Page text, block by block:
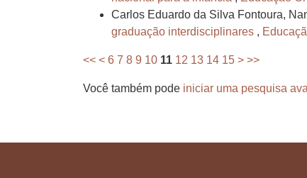
Carlos Eduardo da Silva Fontoura,
graduação interdisciplinares ,
<< < 6 7 8 9 10 11 12 13 14 15 > >>
Você também pode iniciar uma pesquisa